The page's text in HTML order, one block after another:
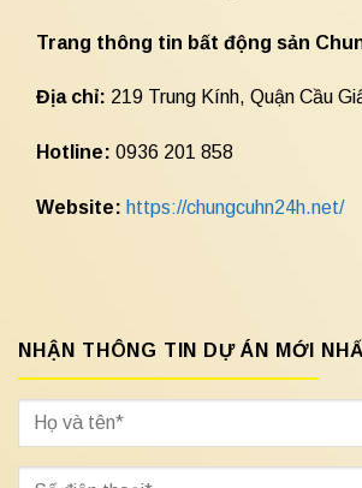
Trang thông tin bất động sản
Địa chỉ: 219 Trung Kính, Quận Cầu
Hotline: 0936 201 858
Website: https://chungcuhn24h.net/
NHẬN THÔNG TIN DỰ ÁN MỚI